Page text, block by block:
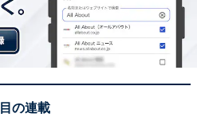
の連載